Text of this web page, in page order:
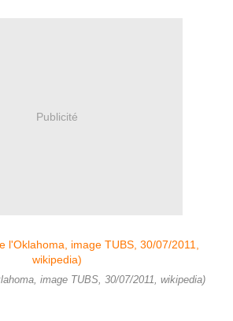
Publicité
image TUBS, 30/07/2011, wikipedia)